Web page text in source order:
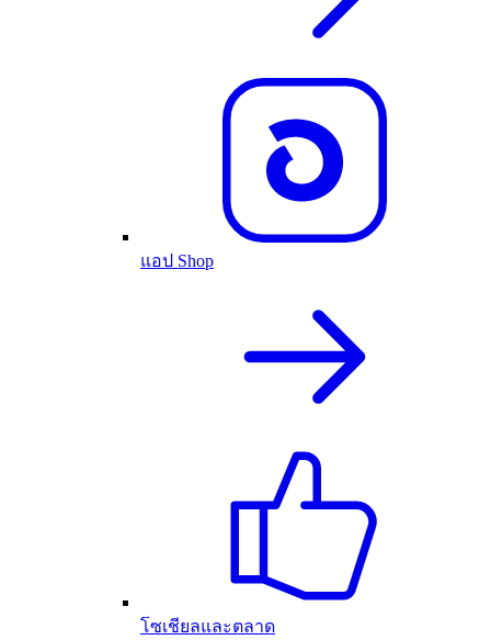
แอป Shop
โซเชียลและตลาด